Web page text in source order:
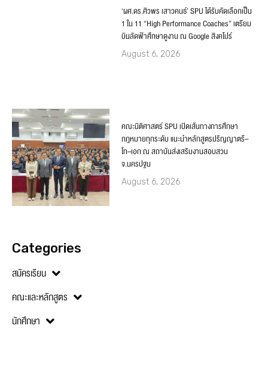
‘ผศ.ดร.ศิวพร เสาวคนธ์’ SPU ได้รับคัดเลือกเป็น
1 ใน 11 “High Performance Coaches” เตรียม
บินลัดฟ้าศึกษาดูงาน ณ Google สิงคโปร์
August 6, 2026
คณะนิติศาสตร์ SPU เปิดเส้นทางการศึกษา
กฎหมายทุกระดับ แนะนำหลักสูตรปริญญาตรี–
โท–เอก ณ สถาบันส่งเสริมงานสอบสวน
จ.นครปฐม
August 6, 2026
Categories
สมัครเรียน
คณะและหลักสูตร
นักศึกษา